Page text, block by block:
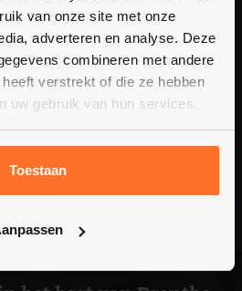
van onze site met onze
adverteren en analyse. Deze
combineren met andere
verstrekt of die ze hebben
uw gebruik van hun services.
Toestaan